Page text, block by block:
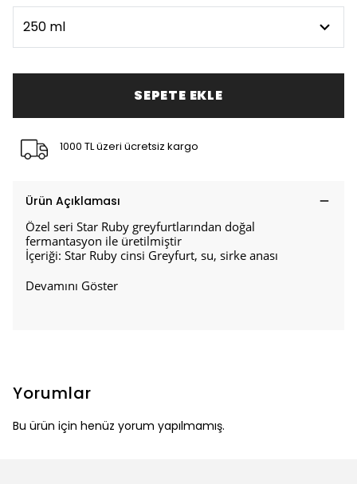
SEPETE EKLE
1000 TL üzeri ücretsiz kargo
Ürün Açıklaması
Özel seri Star Ruby greyfurtlarından doğal
fermantasyon ile üretilmiştir
İçeriği: Star Ruby cinsi Greyfurt, su, sirke anası
Devamını Göster
Yorumlar
Bu ürün için henüz yorum yapılmamış.